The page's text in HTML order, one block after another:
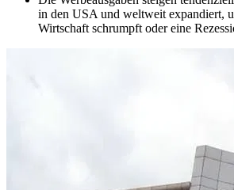
in den USA und weltweit expandiert,
Wirtschaft schrumpft oder eine